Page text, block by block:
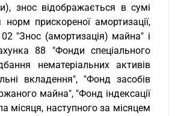
знос відображається в сумі
прискореної амортизації,
"Знос (амортизація) майна" і
88 "Фонди спеціального
нематеріальних активів
вкладення", "Фонд засобів
майна", "Фонд індексації
місяця, наступного за місяцем